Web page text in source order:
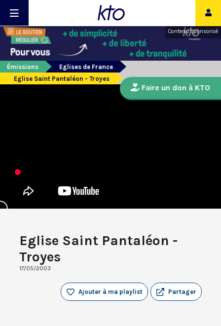
Contenu sponsorisé
Émissions
Eglises de France
Eglise Saint Pantaléon - Troyes
Eglise Saint Pantaléon -
Troyes
17/05/2003
Partager
Ajouter à ma playlist
Faire un don à KTO